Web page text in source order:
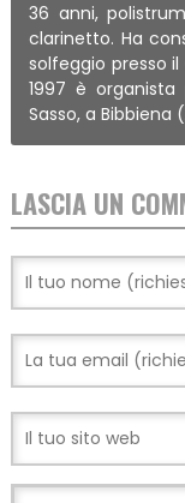
36 anni,
clarinetto. Ha
solfeggio presso il
1997 è
Sasso, a Bibbiena
LASCIA UN